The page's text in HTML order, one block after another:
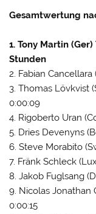
Gesamtwertung
1. Tony Martin
Stunden
2. Fabian Cancellara
3. Thomas Lövkvist
0:00:09
4. Rigoberto Uran
5. Dries Devenyns
6. Steve Morabito
7. Fränk Schleck
8. Jakob Fuglsang
9. Nicolas Jonathan
0:00:15